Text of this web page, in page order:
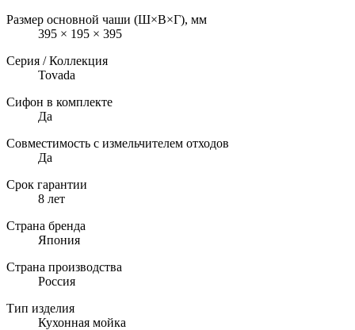
Размер основной чаши (Ш×В×Г), мм
395 × 195 × 395
Серия / Коллекция
Tovada
Сифон в комплекте
Да
Совместимость с измельчителем отходов
Да
Срок гарантии
8 лет
Страна бренда
Япония
Страна производства
Россия
Тип изделия
Кухонная мойка